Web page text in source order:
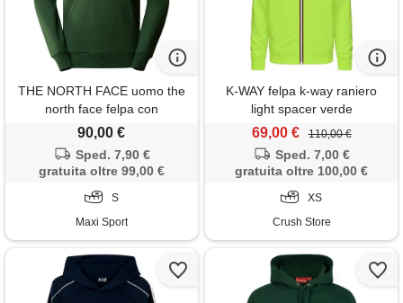
THE NORTH FACE uomo the
north face felpa con
cappuccio raglan redbox
90,00 €
Sped. 7,90 €
gratuita oltre 99,00 €
S
Maxi Sport
K-WAY felpa k-way raniero
light spacer verde
69,00 € 110,00 €
Sped. 7,00 €
gratuita oltre 100,00 €
XS
Crush Store